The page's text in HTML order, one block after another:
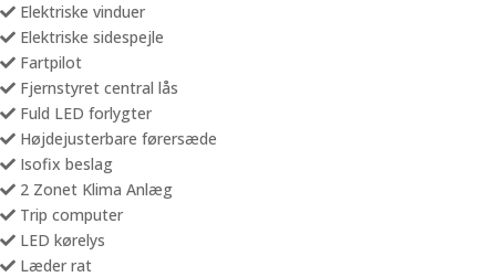
Elektriske vinduer
Elektriske sidespejle
Fartpilot
Fjernstyret central lås
Fuld LED forlygter
Højdejusterbare førersæde
Isofix beslag
2 Zonet Klima Anlæg
Trip computer
LED kørelys
Læder rat